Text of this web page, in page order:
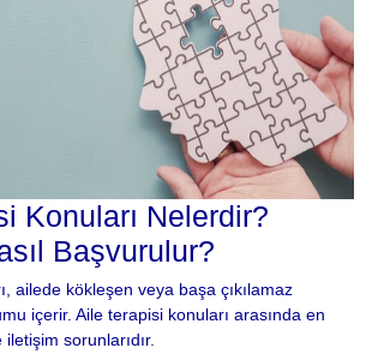
Konuları Nelerdir?
Başvurulur?
ailede kökleşen veya başa çıkılamaz
içerir. Aile terapisi konuları arasında en
sorunlarıdır.